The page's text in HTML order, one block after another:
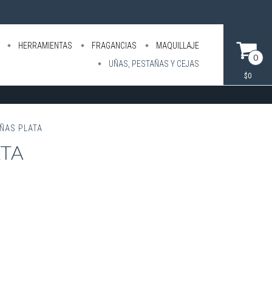
HERRAMIENTAS FRAGANCIAS
MAQUILLAJE
UÑAS, PESTAÑAS Y CEJAS
0
$0
PLATA